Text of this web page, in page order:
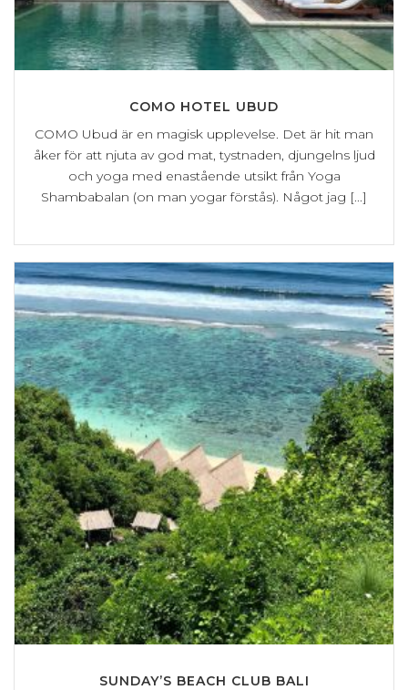
COMO HOTEL UBUD
COMO Ubud är en magisk upplevelse. Det är hit man
åker för att njuta av god mat, tystnaden, djungelns ljud
och yoga med enastående utsikt från Yoga
Shambabalan (on man yogar förstås). Något jag [...]
SUNDAY’S BEACH CLUB BALI